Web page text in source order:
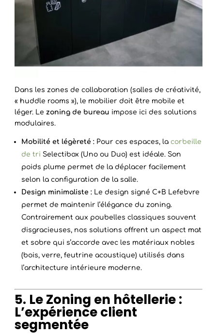
Dans les zones de collaboration (salles de créativité,
« huddle rooms »), le mobilier doit être mobile et
léger. Le zoning de bureau impose ici des solutions
modulaires.
Mobilité et légèreté : Pour ces espaces, la corbeille
de tri Selectibox (Uno ou Duo) est idéale. Son
poids plume permet de la déplacer facilement
selon la configuration de la salle.
Design minimaliste : Le design signé C+B Lefebvre
permet de maintenir l’élégance du zoning.
Contrairement aux poubelles classiques souvent
disgracieuses, nos solutions offrent un aspect mat
et sobre qui s’accorde avec les matériaux nobles
(bois, verre, feutrine acoustique) utilisés dans
l’architecture intérieure moderne.
5. Le Zoning en hôtellerie :
L’expérience client
segmentée